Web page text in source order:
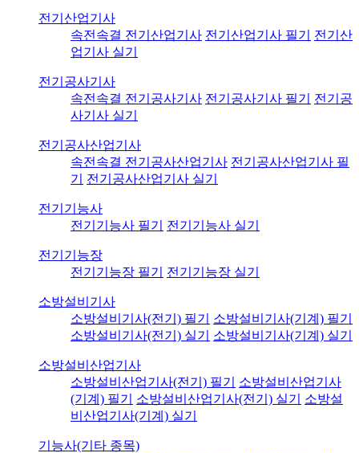
전기산업기사
속전속결 전기산업기사 전기산업기사 필기
전기산
업기사 실기
전기공사기사
속전속결 전기공사기사 전기공사기사 필기
전기공
사기사 실기
전기공사산업기사
속전속결 전기공사산업기사 전기공사산업기사 필
기
전기공사산업기사 실기
전기기능사
전기기능사 필기
전기기능사 실기
전기기능장
전기기능장 필기
전기기능장 실기
소방설비기사
소방설비기사(전기) 필기
소방설비기사(기계) 필기
소방설비기사(전기) 실기
소방설비기사(기계) 실기
소방설비산업기사
소방설비산업기사(전기) 필기
소방설비산업기사
(기계) 필기
소방설비산업기사(전기) 실기
소방설
비산업기사(기계) 실기
기능사(기타 종목)